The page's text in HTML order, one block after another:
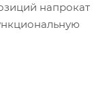
напрокат